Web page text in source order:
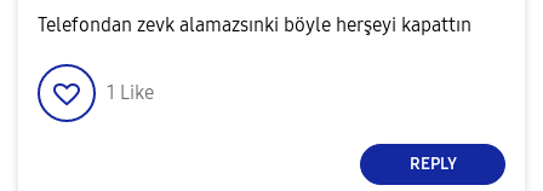
Telefondan zevk alamazsınki böyle herşeyi kapattın
1 Like
REPLY